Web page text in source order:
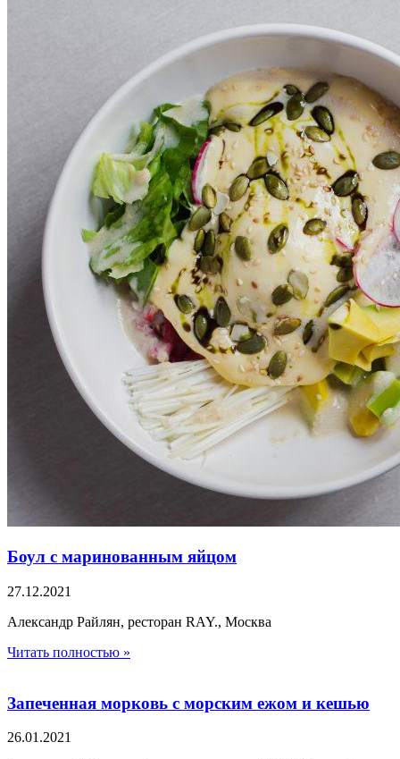
Боул с маринованным яйцом
27.12.2021
Александр Райлян, ресторан RAY., Москва
Читать полностью »
Запеченная морковь с морским ежом и кешью
26.01.2021